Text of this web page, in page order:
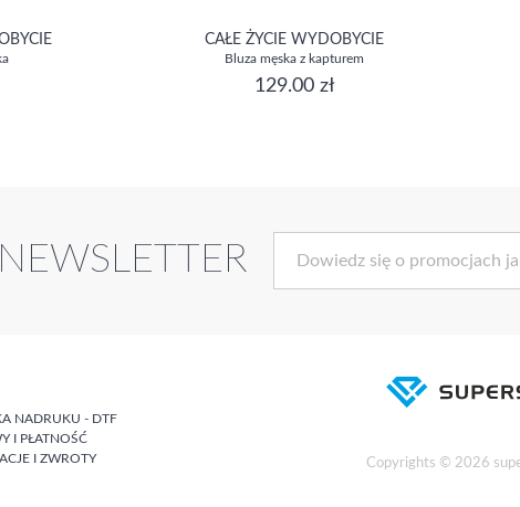
CAŁE ŻYCIE WYDOBYCIE
Bluza męska z kapturem
129.00 zł
NEWSLETTER
NADRUKU - DTF
I PŁATNOŚĆ
I ZWROTY
Copyrights © 2026